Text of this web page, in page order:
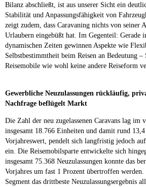
Bilanz abschließt, ist aus unserer Sicht ein
Stabilität und Anpassungsfähigkeit von
zeigt zudem, dass Caravaning nichts von seiner
Urlaubern eingebüßt hat. Im Gegenteil: Gerade
dynamischen Zeiten gewinnen Aspekte wie
Selbstbestimmtheit beim Reisen an Bedeutung –
Reisemobile wie wohl keine andere Reiseform
Gewerbliche Neuzulassungen rückläufig,
Nachfrage beflügelt Markt
Die Zahl der neu zugelassenen Caravans lag im
insgesamt 18.766 Einheiten und damit rund
Vorjahreswert, pendelt sich langfristig jedoch
ein. Die Reisemobilsparte entwickelte sich
insgesamt 75.368 Neuzulassungen konnte das
Vorjahres um fast 1 Prozent übertroffen
Segment das drittbeste Neuzulassungsergebnis